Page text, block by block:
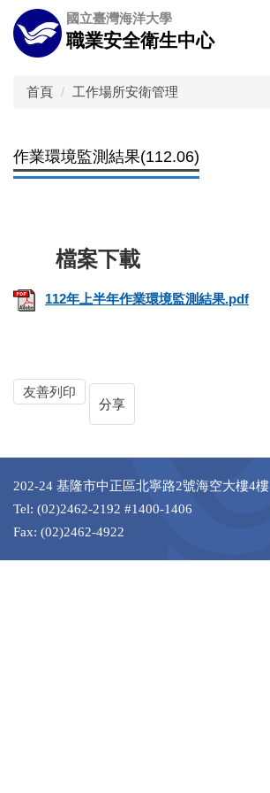
跳
到
主
國立臺灣海洋大學
職業安全衛生中心
首頁 工作場所安衛管理
作業環境監測結果(112.06)
112年上半年作業環境監測結果.pdf
友善列印
分享
202-24 基隆市中正區北寧路2號海空大樓4樓
Tel: (02)2462-2192 #1400-1406
Fax: (02)2462-4922